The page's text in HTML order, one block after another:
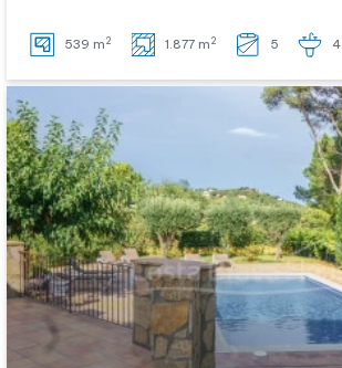
539 m 2 1.877 m 2 5 4